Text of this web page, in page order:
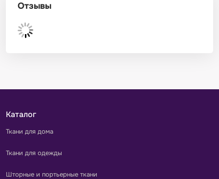
Отзывы
Каталог
Ткани для дома
Ткани для одежды
Шторные и портьерные ткани